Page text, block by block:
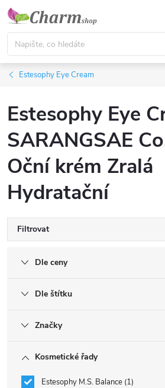
Přejít
obsah
Estesophy Eye Cream
Estesophy Eye
SARANGSAE
Oční krém Zralá
Hydratační
Filtrovat
Dle ceny
Dle štítku
Značky
Kosmetické řady
Estesophy M.S. Balance 1